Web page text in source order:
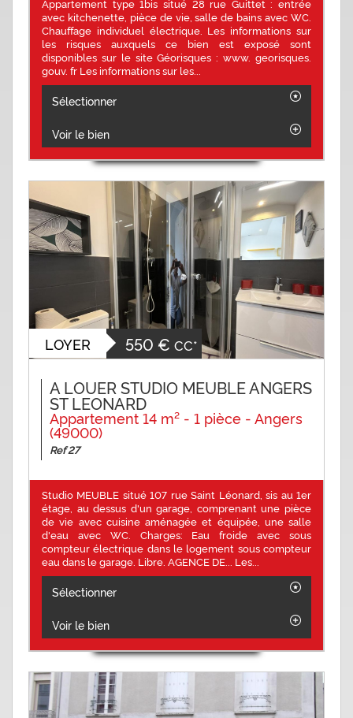
Appartement type 1bis situé 28 rue Guittet : entrée
avec kitchenette, pièce de vie, salle de bains avec WC.
Chauffage individuel électrique. Les informations sur
les risques auxquels ce bien est exposé sont
disponibles sur le site Géorisques : www. georisques.
gouv. fr Les informations sur les...
Sélectionner
Voir le bien
LOYER 550 € CC*
A LOUER STUDIO MEUBLE ANGERS
ST LEONARD
Appartement 14 m² - 1 pièce - Angers
(49000)
Ref 27
Studio MEUBLE situé 107 rue Saint Léonard, sis au 1er
étage, au dessus d'un garage, comprenant une pièce
de vie avec cuisine aménagée et équipée, une salle
d'eau avec WC. Charges: Eau froide avec sous
compteur électrique dans le logement sous compteur
eau dans le garage. Libre. AGENCE DE... Les...
Sélectionner
Voir le bien